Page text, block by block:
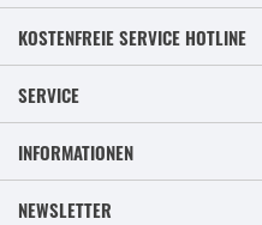
KOSTENFREIE SERVICE HOTLINE
SERVICE
INFORMATIONEN
NEWSLETTER